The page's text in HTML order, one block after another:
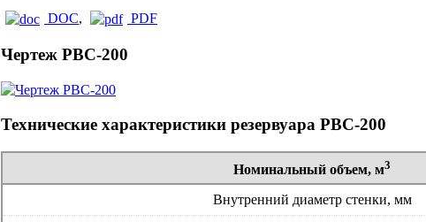
DOC, PDF
Чертеж РВС-200
Технические характеристики резервуара РВС-200
Номинальный объем, м3
Внутренний диаметр стенки, мм